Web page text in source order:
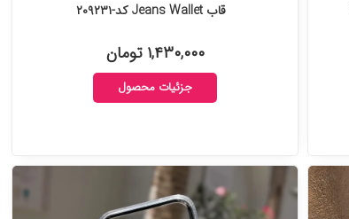
قاب Jeans Wallet کد-۲۰۹۲۳۱
۱,۴۳۰,۰۰۰ تومان
جزئیات محصول